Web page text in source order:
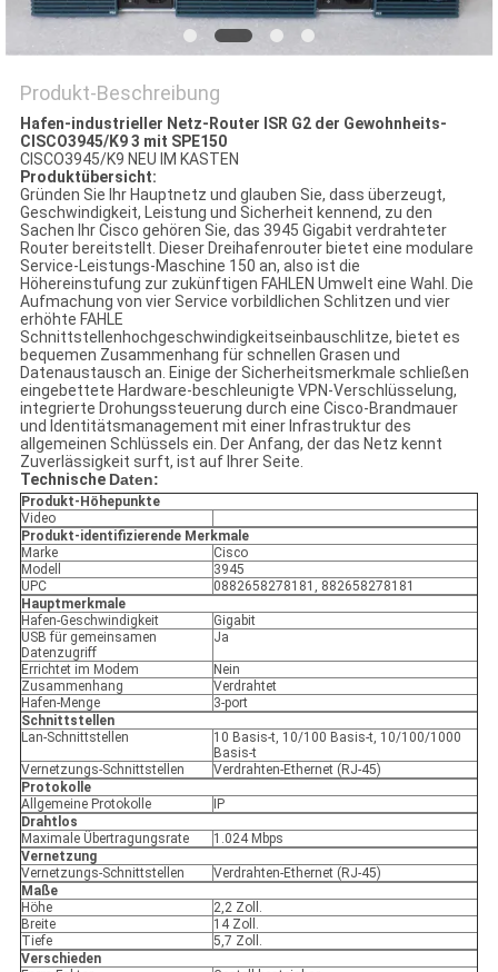
Produkt-Beschreibung
Hafen-industrieller Netz-Router ISR G2 der Gewohnheits-
CISCO3945/K9 3 mit SPE150
CISCO3945/K9 NEU IM KASTEN
Produktübersicht:
Gründen Sie Ihr Hauptnetz und glauben Sie, dass überzeugt,
Geschwindigkeit, Leistung und Sicherheit kennend, zu den
Sachen Ihr Cisco gehören Sie, das 3945 Gigabit verdrahteter
Router bereitstellt. Dieser Dreihafenrouter bietet eine modulare
Service-Leistungs-Maschine 150 an, also ist die
Höhereinstufung zur zukünftigen FAHLEN Umwelt eine Wahl. Die
Aufmachung von vier Service vorbildlichen Schlitzen und vier
erhöhte FAHLE
Schnittstellenhochgeschwindigkeitseinbauschlitze, bietet es
bequemen Zusammenhang für schnellen Grasen und
Datenaustausch an. Einige der Sicherheitsmerkmale schließen
eingebettete Hardware-beschleunigte VPN-Verschlüsselung,
integrierte Drohungssteuerung durch eine Cisco-Brandmauer
und Identitätsmanagement mit einer Infrastruktur des
allgemeinen Schlüssels ein. Der Anfang, der das Netz kennt
Zuverlässigkeit surft, ist auf Ihrer Seite.
Technische Daten:
Produkt-Höhepunkte
Video
Produkt-identifizierende Merkmale
Marke
Cisco
Modell
3945
UPC
0882658278181, 882658278181
Hauptmerkmale
Hafen-Geschwindigkeit
Gigabit
USB für gemeinsamen
Datenzugriff
Ja
Errichtet im Modem
Nein
Zusammenhang
Verdrahtet
Hafen-Menge
3-port
Schnittstellen
Lan-Schnittstellen
10 Basis-t, 10/100 Basis-t, 10/100/1000
Basis-t
Vernetzungs-Schnittstellen
Verdrahten-Ethernet (RJ-45)
Protokolle
Allgemeine Protokolle
IP
Drahtlos
Maximale Übertragungsrate
1.024 Mbps
Vernetzung
Vernetzungs-Schnittstellen
Verdrahten-Ethernet (RJ-45)
Maße
Höhe
2,2 Zoll.
Breite
14 Zoll.
Tiefe
5,7 Zoll.
Verschieden